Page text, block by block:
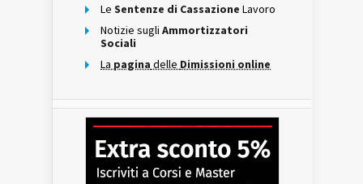
Le Sentenze di Cassazione Lavoro
Notizie sugli Ammortizzatori
Sociali
La pagina delle Dimissioni online